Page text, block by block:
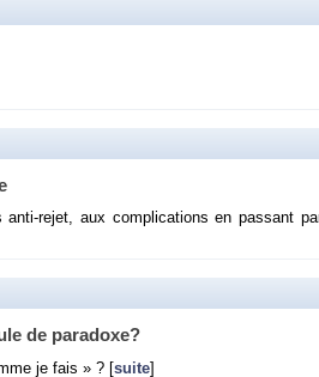
re­jet, aux com­pli­ca­tions en pas­sant
de pa­ra­doxe?
je fais » ? [suite]